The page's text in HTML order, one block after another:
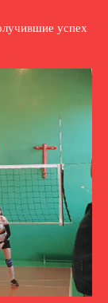
успех